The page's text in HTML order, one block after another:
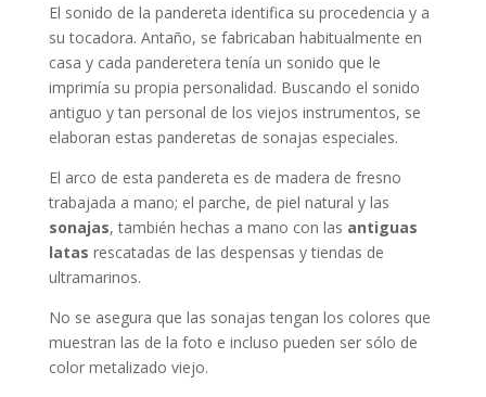
El sonido de la pandereta identifica su procedencia y a
su tocadora. Antaño, se fabricaban habitualmente en
casa y cada panderetera tenía un sonido que le
imprimía su propia personalidad. Buscando el sonido
antiguo y tan personal de los viejos instrumentos, se
elaboran estas panderetas de sonajas especiales.
El arco de esta pandereta es de madera de fresno
trabajada a mano; el parche, de piel natural y las
sonajas, también hechas a mano con las antiguas
latas rescatadas de las despensas y tiendas de
ultramarinos.
No se asegura que las sonajas tengan los colores que
muestran las de la foto e incluso pueden ser sólo de
color metalizado viejo.